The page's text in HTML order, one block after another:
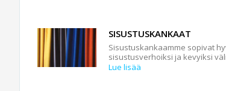
SISUSTUSKANKAAT
Sisustuskankaamme sopivat
sisustusverhoiksi ja kevyiksi
Lue lisää